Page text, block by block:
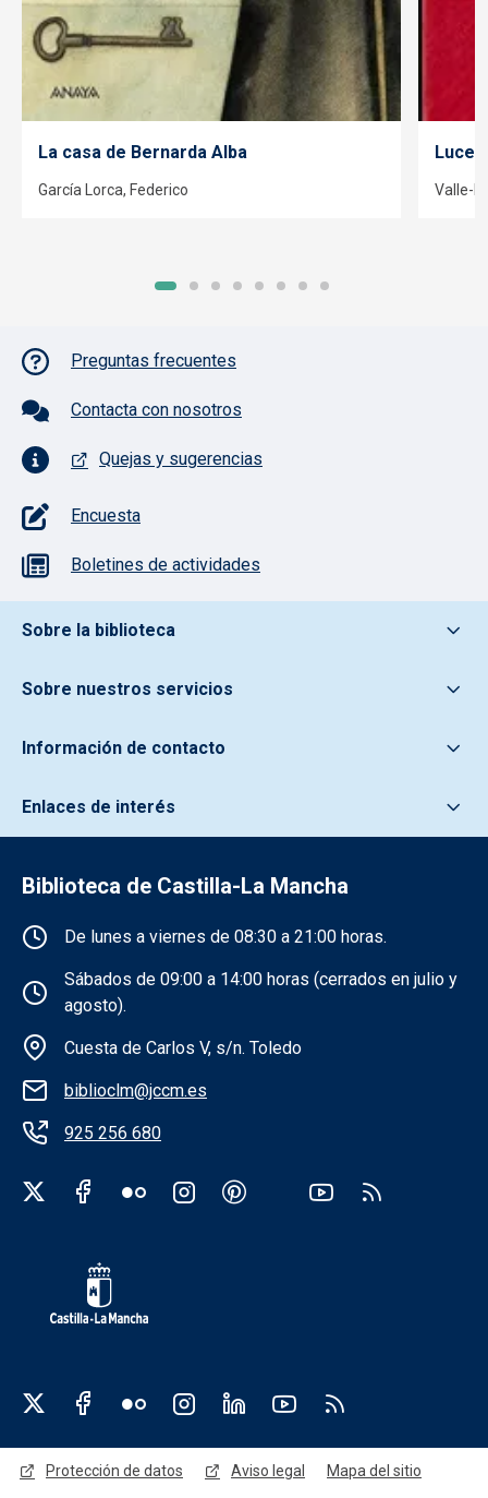
La casa de Bernarda Alba
García Lorca, Federico Valle-
Pie de página con iconos
Preguntas frecuentes
Contacta con nosotros
Quejas y sugerencias
Encuesta
Boletines de actividades
Pie de pagina información
Sobre la biblioteca
Sobre nuestros servicios
Información de contacto
Enlaces de interés
Biblioteca de Castilla-La Mancha
Información de la institución
De lunes a viernes de 08:30 a 21:00 horas.
Sábados de 09:00 a 14:00 horas (cerrados en julio y
agosto).
Cuesta de Carlos V, s/n. Toledo
biblioclm@jccm.es
925 256 680
Redes sociales institución
Redes sociales JCCM
Menú legal
Protección de datos Aviso legal Mapa del sitio